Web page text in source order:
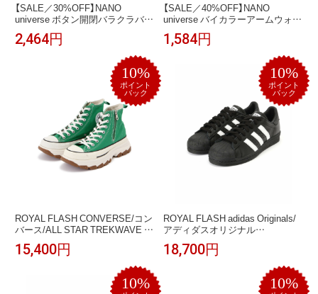
【SALE／30%OFF】NANO
universe ボタン開閉バラクラバ
ナノユニバース ファッション雑
貨 マフラー・ストール・ネック
ウォーマー グレー ホワイト ベー
2,464円
【SALE／40%OFF】NANO
universe バイカラーアームウォー
マー ナノユニバース ファッショ
ン雑貨 手袋 ブラック ベージュ グ
1,584円
10%
ポイント
バック
ROYAL FLASH CONVERSE/コン
バース/ALL STAR TREKWAVE Z
HI ロイヤルフラッシュ シュー
ズ・靴 スニーカー グリーン ホワ
15,400円
10%
ポイント
バック
ROYAL FLASH adidas Originals/
アディダスオリジナル
ス/SUPERSTAR 82 ロイヤルフラ
ッシュ シューズ・靴 スニーカー
18,700円
10% 10%